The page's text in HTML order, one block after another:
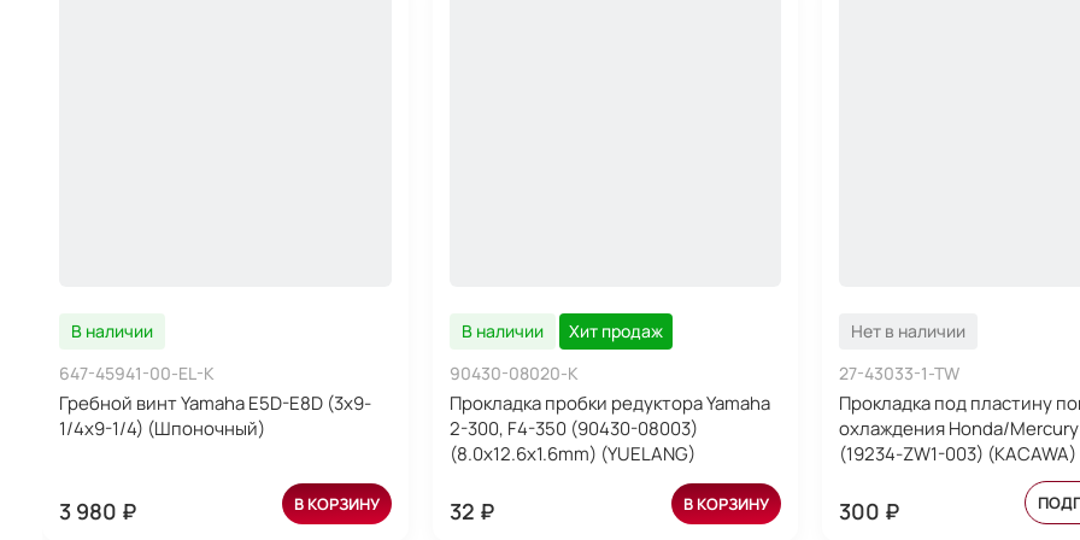
В наличии
647-45941-00-EL-K
Гребной винт Yamaha E5D-E8D (3x9-
1/4x9-1/4) (Шпоночный)
3 980 ₽ В КОРЗИНУ
В наличии
Хит продаж
90430-08020-K
Прокладка пробки редуктора Yamaha
2-300, F4-350 (90430-08003)
(8.0х12.6х1.6mm) (YUELANG)
32 ₽ В КОРЗИНУ
Нет в наличии
27-43033-1-TW
Прокладка под пластину
охлаждения Honda/
(19234-ZW1-003) (KACAWA)
300 ₽